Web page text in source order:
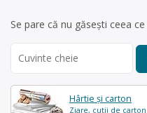
Hârtie și carton
Ziare, cutii de
Se pare că nu găsești ceea
for: